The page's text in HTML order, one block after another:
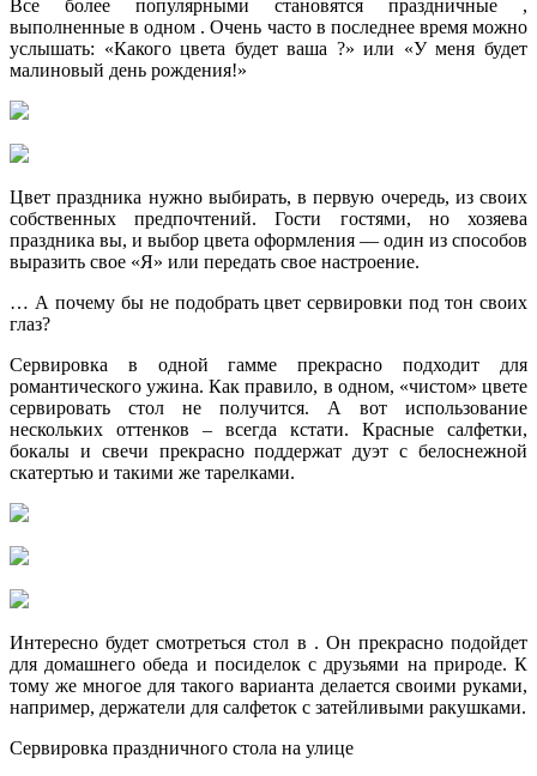
Все более популярными становятся праздничные ,
выполненные в одном . Очень часто в последнее время можно
услышать: «Какого цвета будет ваша ?» или «У меня будет
малиновый день рождения!»
Цвет праздника нужно выбирать, в первую очередь, из своих
собственных предпочтений. Гости гостями, но хозяева
праздника вы, и выбор цвета оформления — один из способов
выразить свое «Я» или передать свое настроение.
… А почему бы не подобрать цвет сервировки под тон своих
глаз?
Сервировка в одной гамме прекрасно подходит для
романтического ужина. Как правило, в одном, «чистом» цвете
сервировать стол не получится. А вот использование
нескольких оттенков – всегда кстати. Красные салфетки,
бокалы и свечи прекрасно поддержат дуэт с белоснежной
скатертью и такими же тарелками.
Интересно будет смотреться стол в . Он прекрасно подойдет
для домашнего обеда и посиделок с друзьями на природе. К
тому же многое для такого варианта делается своими руками,
например, держатели для салфеток с затейливыми ракушками.
Сервировка праздничного стола на улице